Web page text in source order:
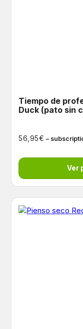
Tiempo de
Duck (pato sin
56,95€ –
Ver